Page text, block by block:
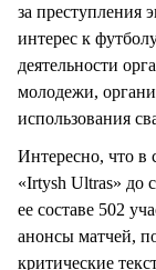
за преступления
интерес к
деятельности
молодежи,
использования
Интересно, что в
«Irtysh Ultras» до
ее составе 502
анонсы матчей,
критические